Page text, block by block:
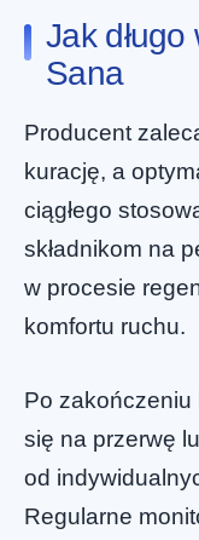
Jak
Sana
Producent
kurację, a
ciągłego
składnikom na
w procesie
komfortu ruchu.
Po zakończeniu
się na przerwę
od
Regularne